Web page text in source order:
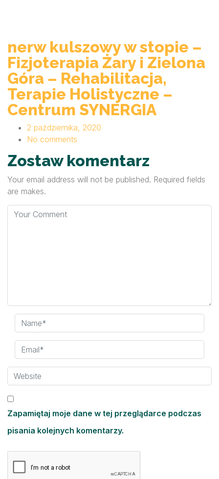
nerw kulszowy w stopie –
Fizjoterapia Żary i Zielona
Góra – Rehabilitacja,
Terapie Holistyczne –
Centrum SYNERGIA
2 października, 2020
No comments
Zostaw komentarz
Your email address will not be published. Required fields
are makes.
Zapamiętaj moje dane w tej przeglądarce podczas
pisania kolejnych komentarzy.